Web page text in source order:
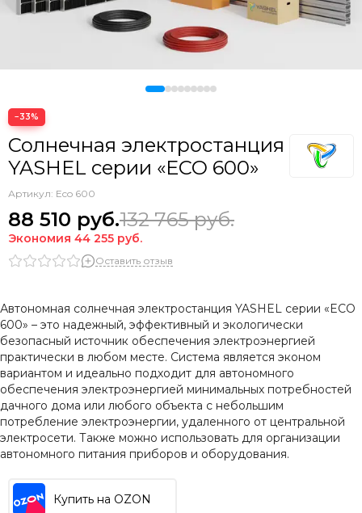
−33%
Солнечная электростанция
YASHEL серии «ECO 600»
Артикул: Eco 600
88 510 руб.132 765руб.
Экономия 44 255 руб.
Оставить отзыв
Автономная солнечная электростанция YASHEL серии «ECO
600» – это надежный, эффективный и экологически
безопасный источник обеспечения электроэнергией
практически в любом месте. Система является эконом
вариантом и идеально подходит для автономного
обеспечения электроэнергией минимальных потребностей
дачного дома или любого объекта с небольшим
потребление электроэнергии, удаленного от центральной
электросети. Также можно использовать для организации
автономного питания приборов и оборудования.
Купить на OZON